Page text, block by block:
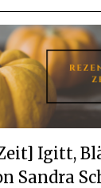
Igitt,
Sandra